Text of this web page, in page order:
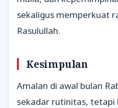
sekaligus memperkuat
Rasulullah.
Kesimpulan
Amalan di awal bulan
sekadar rutinitas,